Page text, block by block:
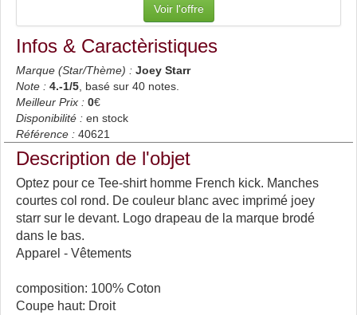
Voir l'offre
Infos & Caractèristiques
Marque (Star/Thème) : Joey Starr
Note : 4.-1/5 , basé sur 40 notes.
Meilleur Prix : 0€
Disponibilité : en stock
Référence : 40621
Description de l'objet
Optez pour ce Tee-shirt homme French kick. Manches
courtes col rond. De couleur blanc avec imprimé joey
starr sur le devant. Logo drapeau de la marque brodé
dans le bas.
Apparel - Vêtements
composition: 100% Coton
Coupe haut: Droit